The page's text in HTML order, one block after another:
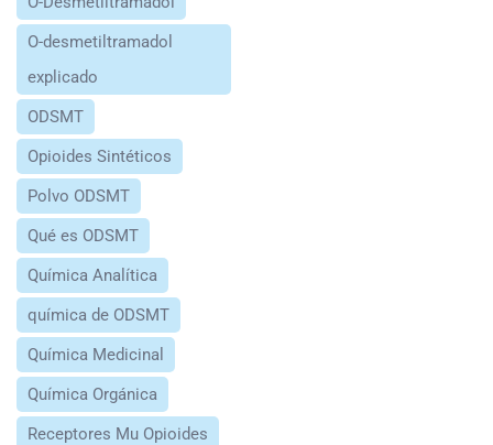
O-desmetiltramadol
explicado
ODSMT
Opioides Sintéticos
Polvo ODSMT
Qué es ODSMT
Química Analítica
química de ODSMT
Química Medicinal
Química Orgánica
Receptores Mu Opioides